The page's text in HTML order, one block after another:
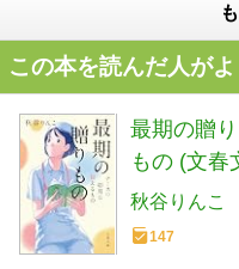
この本を読んだ人が
最期の贈
もの (文春
秋谷りんこ
147